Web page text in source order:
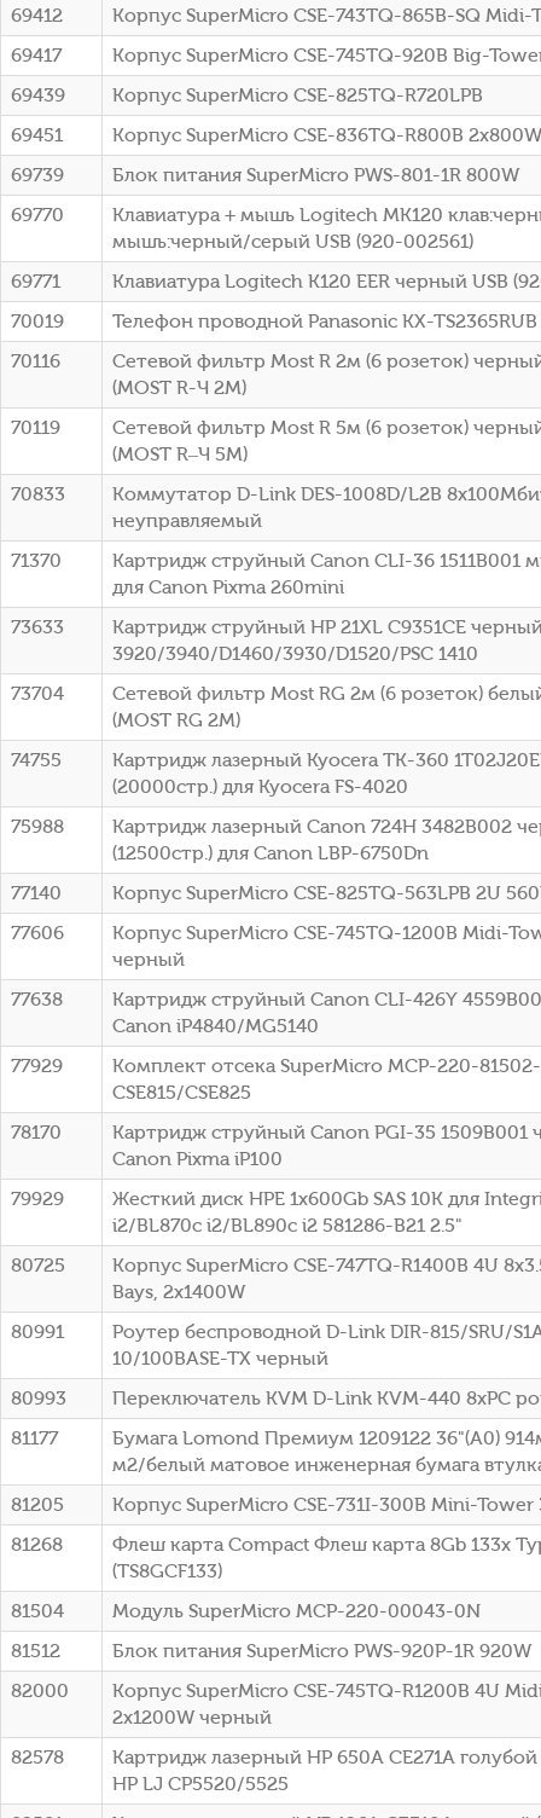
69412
Корпус SuperMicro CSE-743TQ-865B-SQ Midi-
69417
Корпус SuperMicro CSE-745TQ-920B Big-
69439
Корпус SuperMicro CSE-825TQ-R720LPB
69451
Корпус SuperMicro CSE-836TQ-R800B
69739
Блок питания SuperMicro PWS-801-1R 800W
69770
Клавиатура + мышь Logitech MK120
мышь:черный/серый USB (920-002561)
69771
Клавиатура Logitech K120 EER черный USB
70019
Телефон проводной Panasonic KX-
70116
Сетевой фильтр Most R 2м (6 розеток)
(МОSТ R-Ч 2М)
70119
Сетевой фильтр Most R 5м (6 розеток)
(МОSТ R–Ч 5М)
70833
Коммутатор D-Link DES-1008D/L2B
неуправляемый
71370
Картридж струйный Canon CLI-36 1511B001
для Canon Pixma 260mini
73633
Картридж струйный HP 21XL C9351CE
3920/3940/D1460/3930/D1520/PSC 1410
73704
Сетевой фильтр Most RG 2м (6 розеток)
(МОSТ RG 2М)
74755
Картридж лазерный Kyocera TK-360
(20000стр.) для Kyocera FS-4020
75988
Картридж лазерный Canon 724H 3482B002
(12500стр.) для Canon LBP-6750Dn
77140
Корпус SuperMicro CSE-825TQ-563LPB 2U
77606
Корпус SuperMicro CSE-745TQ-1200B Midi-
черный
77638
Картридж струйный Canon CLI-426Y
Canon iP4840/MG5140
77929
Комплект отсека SuperMicro MCP-220-
CSE815/CSE825
78170
Картридж струйный Canon PGI-35 1509B001
Canon Pixma iP100
79929
Жесткий диск HPE 1x600Gb SAS 10K для
i2/BL870c i2/BL890c i2 581286-B21 2.5"
80725
Корпус SuperMicro CSE-747TQ-R1400B 4U
Bays, 2x1400W
80991
Роутер беспроводной D-Link DIR-815/SRU/
10/100BASE-TX черный
80993
Переключатель KVM D-Link KVM-440 8xPC
81177
Бумага Lomond Премиум 1209122 36"(A0)
м2/белый матовое инженерная бумага
81205
Корпус SuperMicro CSE-731I-300B Mini-Tower
81268
Флеш карта Compact Флеш карта 8Gb 133x
(TS8GCF133)
81504
Модуль SuperMicro MCP-220-00043-0N
81512
Блок питания SuperMicro PWS-920P-1R 920W
82000
Корпус SuperMicro CSE-745TQ-R1200B 4U
2x1200W черный
82578
Картридж лазерный HP 650A CE271A голубой
HP LJ CP5520/5525